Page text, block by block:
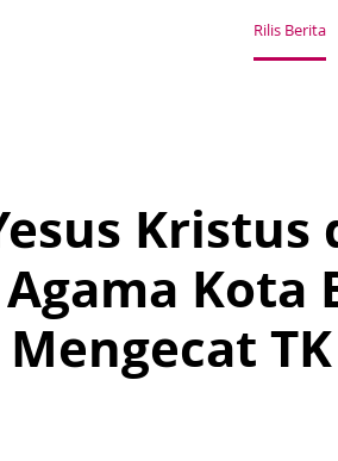
Rilis Berita
Kristus
Kota